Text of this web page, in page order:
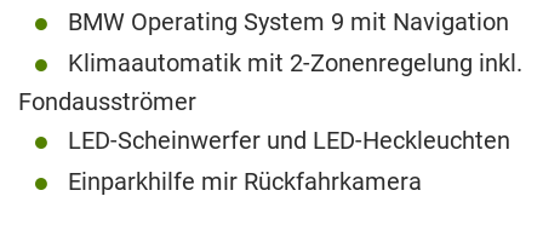
BMW Operating System 9 mit Navigation
Klimaautomatik mit 2-Zonenregelung inkl.
Fondausströmer
LED-Scheinwerfer und LED-Heckleuchten
Einparkhilfe mir Rückfahrkamera